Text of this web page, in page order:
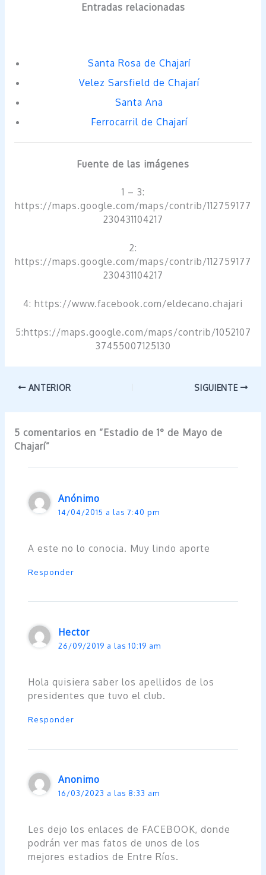
Entradas relacionadas
Santa Rosa de Chajarí
Velez Sarsfield de Chajarí
Santa Ana
Ferrocarril de Chajarí
Fuente de las imágenes
1 – 3:
https://maps.google.com/maps/contrib/112759177
230431104217
2:
https://maps.google.com/maps/contrib/112759177
230431104217
4: https://www.facebook.com/eldecano.chajari
5:https://maps.google.com/maps/contrib/1052107
37455007125130
ANTERIOR SIGUIENTE
5 comentarios en “Estadio de 1° de Mayo de
Chajarí”
Anónimo
14/04/2015 a las 7:40 pm
A este no lo conocia. Muy lindo aporte
Responder
Hector
26/09/2019 a las 10:19 am
Hola quisiera saber los apellidos de los
presidentes que tuvo el club.
Responder
Anonimo
16/03/2023 a las 8:33 am
Les dejo los enlaces de FACEBOOK, donde
podrán ver mas fatos de unos de los
mejores estadios de Entre Ríos.